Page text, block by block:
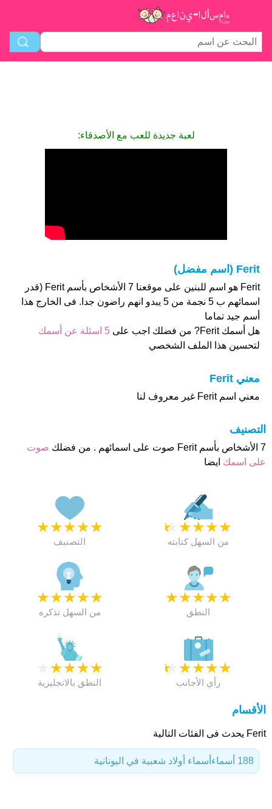
لعبة جديدة للعب مع الأصدقاء:
Ferit (اسم مفضل)
Ferit هو اسم للبنين على موقعنا 7 الأشخاص بأسم Ferit (قدر
اسمائهم ب 5 نجمة من 5 يبدو انهم راضون جدا. فى الخارج هذا
أسم جيد تماما
هل أسمك Ferit? من فضلك اجب على
5 اسئلة عن أسمك
لتحسين هذا الملف الشخصي
معني Ferit
معني اسم Ferit غير معروف لنا
التصنيف
7 الأشخاص بأسم Ferit صوت على اسمائهم . من فضلك
صوت
على اسمك ايضا
★
★
★
★
★
التصنيف
★
★
★
★
★
من السهل كتابته
★
★
★
★
★
من السهل تذكره
★
★
★
★
★
النطق
★
★
★
★
النطق بالانجليزية
★
★
★
★
★
رأي الأجانب
الأقسام
Ferit يحدث فى الفئات التالية
أسماء أولاد شعبية في اليونانية 188 أسماء